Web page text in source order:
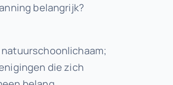
belangrijk?
die zich